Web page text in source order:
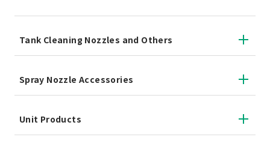
Tank Cleaning Nozzles and Others
Spray Nozzle Accessories
Unit Products